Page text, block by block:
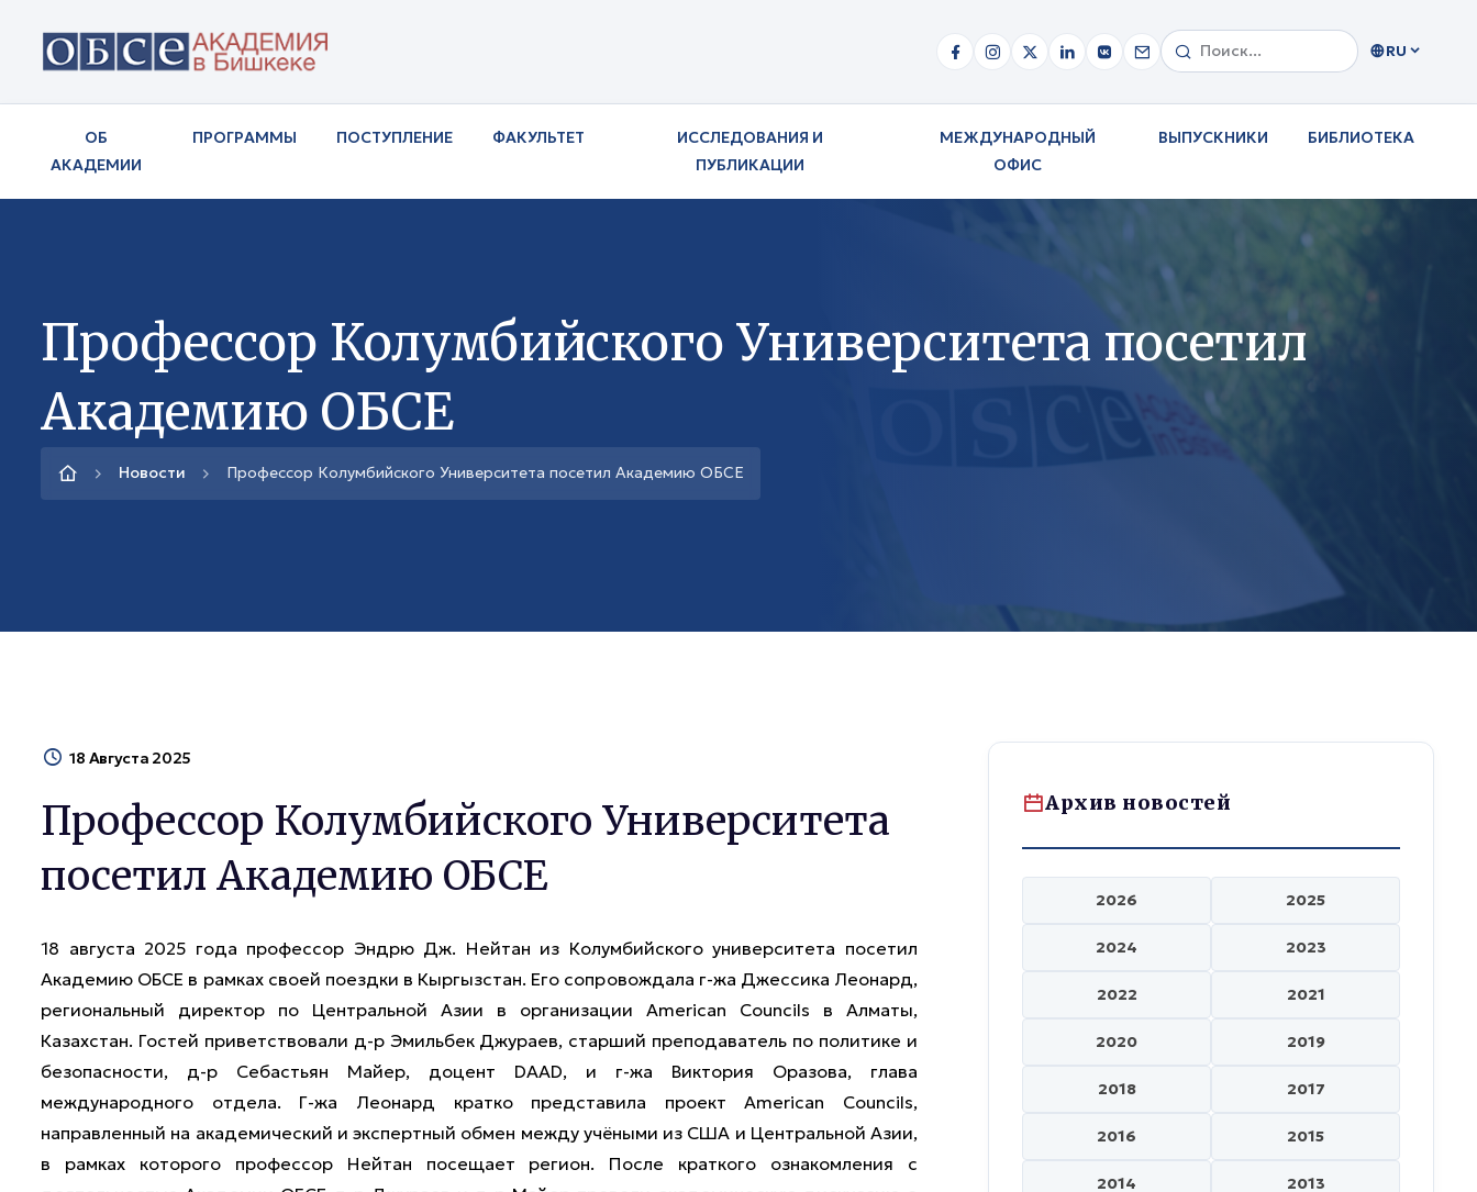
RU
ОБ
АКАДЕМИИ
ПРОГРАММЫ ПОСТУПЛЕНИЕ ФАКУЛЬТЕТ
ИССЛЕДОВАНИЯ И
ПУБЛИКАЦИИ
МЕЖДУНАРОДНЫЙ
ОФИС
ВЫПУСКНИКИ БИБЛИОТЕКА
Профессор Колумбийского Университета посетил
Академию ОБСЕ
Новости Профессор Колумбийского Университета посетил Академию ОБСЕ
18 Августа 2025
Профессор Колумбийского Университета
посетил Академию ОБСЕ
18 августа 2025 года профессор Эндрю Дж. Нейтан из Колумбийского университета посетил
Академию ОБСЕ в рамках своей поездки в Кыргызстан. Его сопровождала г-жа Джессика Леонард,
региональный директор по Центральной Азии в организации American Councils в Алматы,
Казахстан. Гостей приветствовали д-р Эмильбек Джураев, старший преподаватель по политике и
безопасности, д-р Себастьян Майер, доцент DAAD, и г-жа Виктория Оразова, глава
международного отдела. Г-жа Леонард кратко представила проект American Councils,
направленный на академический и экспертный обмен между учёными из США и Центральной Азии,
в рамках которого профессор Нейтан посещает регион. После краткого ознакомления с
Архив новостей
2026 2025
2024 2023
2022 2021
2020 2019
2018 2017
2016 2015
2014 2013